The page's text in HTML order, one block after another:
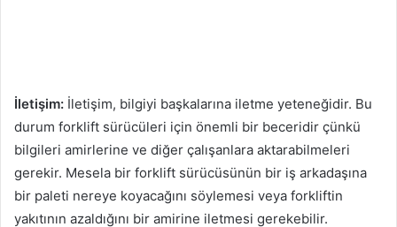
İletişim: İletişim, bilgiyi başkalarına iletme yeteneğidir. Bu
durum forklift sürücüleri için önemli bir beceridir çünkü
bilgileri amirlerine ve diğer çalışanlara aktarabilmeleri
gerekir. Mesela bir forklift sürücüsünün bir iş arkadaşına
bir paleti nereye koyacağını söylemesi veya forkliftin
yakıtının azaldığını bir amirine iletmesi gerekebilir.